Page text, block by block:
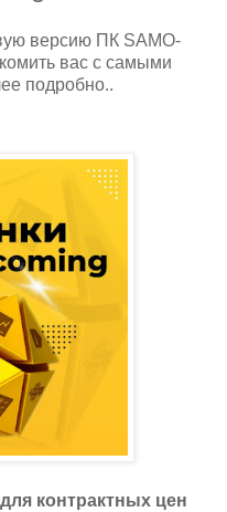
версию ПК SAMO-
вас с самыми
подробно..
контрактных цен